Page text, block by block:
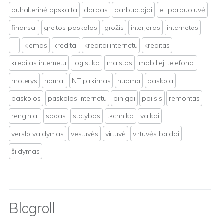
buhalterinė apskaita
darbas darbuotojai
el. parduotuvė
finansai
greitos paskolos grožis interjeras
internetas
IT
kiemas kreditai kreditai internetu
kreditas
kreditas internetu
logistika maistas
mobilieji telefonai
moterys
namai NT pirkimas nuoma
paskola
paskolos
paskolos internetu pinigai poilsis
remontas
renginiai
sodas statybos technika
vaikai
verslo valdymas
vestuvės virtuvė
virtuvės baldai
šildymas
Blogroll